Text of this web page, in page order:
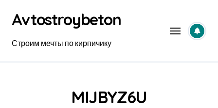
содержанию
Avtostroybeton
Строим мечты по кирпичику
MIJBYZ6U